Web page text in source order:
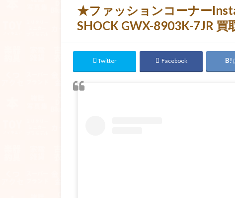
★ファッションコーナー
SHOCK GWX-8903K-7JR
Twitter Facebook